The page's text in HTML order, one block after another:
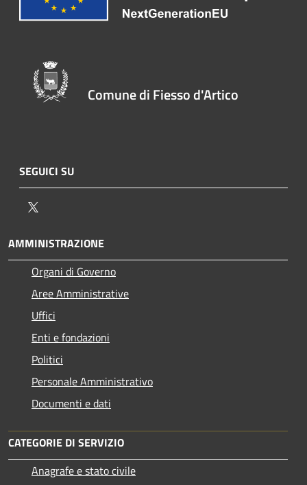
Comune di Fiesso d'Artico
SEGUICI SU
AMMINISTRAZIONE
Organi di Governo
Aree Amministrative
Uffici
Enti e fondazioni
Politici
Personale Amministrativo
Documenti e dati
CATEGORIE DI SERVIZIO
Anagrafe e stato civile